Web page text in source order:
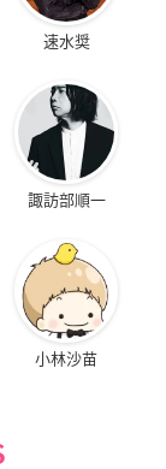
速水奨
諏訪部順一
小林沙苗